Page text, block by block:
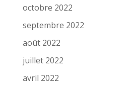
octobre 2022
septembre 2022
août 2022
juillet 2022
avril 2022